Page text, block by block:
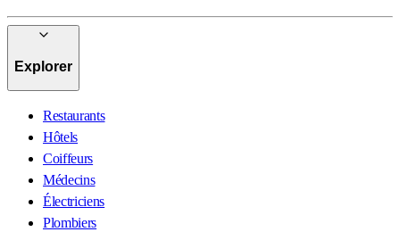
Explorer
Restaurants
Hôtels
Coiffeurs
Médecins
Électriciens
Plombiers